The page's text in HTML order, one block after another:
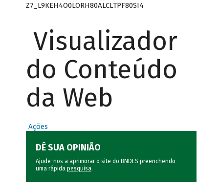
Z7_L9KEH4O0LORH80ALCLTPF80SI4
Visualizador
do Conteúdo
da Web
Ações
DÊ SUA OPINIÃO
Ajude-nos a aprimorar o site do BNDES preenchendo
uma rápida pesquisa.